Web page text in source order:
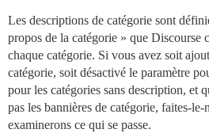
Les descriptions de catégorie sont
propos de la catégorie » que Discourse
chaque catégorie. Si vous avez soit
catégorie, soit désactivé le paramètre
pour les catégories sans description, et
pas les bannières de catégorie, faites-
examinerons ce qui se passe.